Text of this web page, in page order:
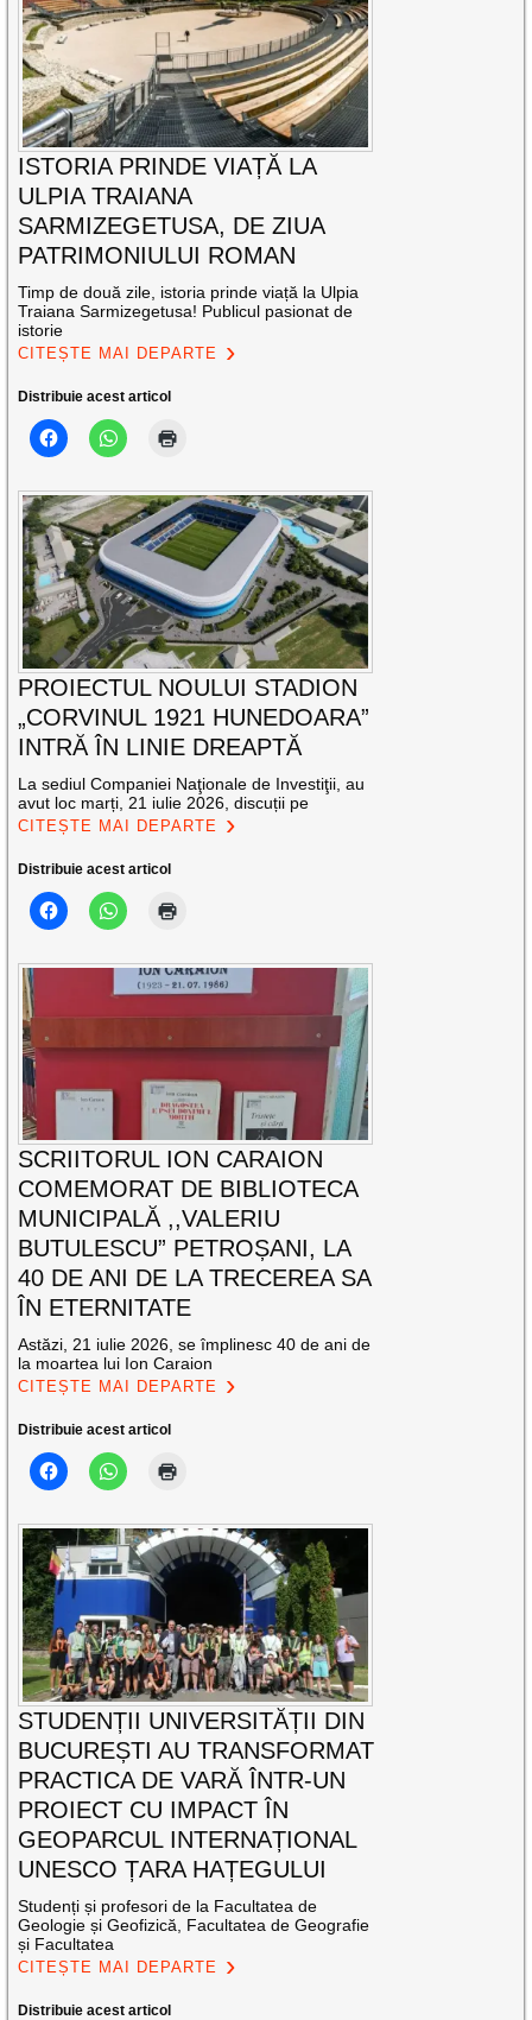
ISTORIA PRINDE VIAȚĂ LA
ULPIA TRAIANA
SARMIZEGETUSA, DE ZIUA
PATRIMONIULUI ROMAN
Timp de două zile, istoria prinde viață la Ulpia
Traiana Sarmizegetusa! Publicul pasionat de
istorie
CITEȘTE MAI DEPARTE
Distribuie acest articol
PROIECTUL NOULUI STADION
„CORVINUL 1921 HUNEDOARA”
INTRĂ ÎN LINIE DREAPTĂ
La sediul Companiei Naţionale de Investiţii, au
avut loc marți, 21 iulie 2026, discuții pe
CITEȘTE MAI DEPARTE
Distribuie acest articol
SCRIITORUL ION CARAION
COMEMORAT DE BIBLIOTECA
MUNICIPALĂ ,,VALERIU
BUTULESCU” PETROȘANI, LA
40 DE ANI DE LA TRECEREA SA
ÎN ETERNITATE
Astăzi, 21 iulie 2026, se împlinesc 40 de ani de
la moartea lui Ion Caraion
CITEȘTE MAI DEPARTE
Distribuie acest articol
STUDENȚII UNIVERSITĂȚII DIN
BUCUREȘTI AU TRANSFORMAT
PRACTICA DE VARĂ ÎNTR-UN
PROIECT CU IMPACT ÎN
GEOPARCUL INTERNAȚIONAL
UNESCO ȚARA HAȚEGULUI
Studenți și profesori de la Facultatea de
Geologie și Geofizică, Facultatea de Geografie
și Facultatea
CITEȘTE MAI DEPARTE
Distribuie acest articol